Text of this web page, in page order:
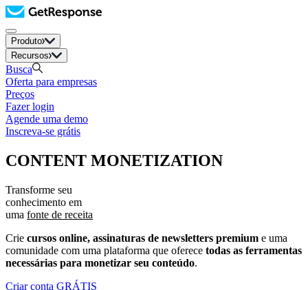
Produto
Recursos
Busca
Oferta para empresas
Preços
Fazer login
Agende uma demo
Inscreva-se grátis
CONTENT MONETIZATION
Transforme seu
conhecimento em
uma fonte de receita
Crie cursos online, assinaturas de newsletters premium e uma
comunidade com uma plataforma que oferece todas as ferramentas
necessárias para monetizar seu conteúdo.
Criar conta GRÁTIS